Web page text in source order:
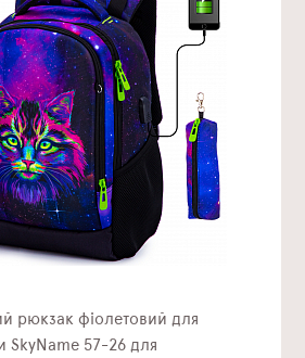
рюкзак фіолетовий для
SkyNamе 57-26 для